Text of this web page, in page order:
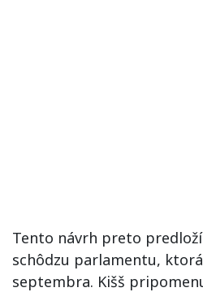
Tento návrh preto
schôdzu parlamentu, ktorá
septembra. Kišš